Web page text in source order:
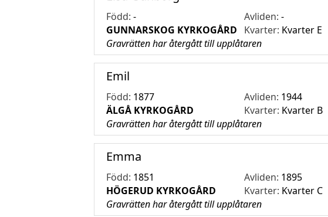
Född: - Avliden:-
GUNNARSKOG KYRKOGÅRD
Kvarter: Kvarter E
Gravrätten har återgått till upplåtaren
Emil
Född: 1877 Avliden: 1944
ÄLGÅ KYRKOGÅRD
Kvarter: Kvarter B
Gravrätten har återgått till upplåtaren
Emma
Född: 1851 Avliden: 1895
HÖGERUD KYRKOGÅRD
Kvarter: Kvarter C
Gravrätten har återgått till upplåtaren